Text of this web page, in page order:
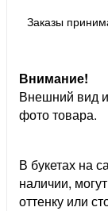
Заказы
Внимание!
Внешний вид и
фото товара.
В букетах на
наличии,
оттенку или